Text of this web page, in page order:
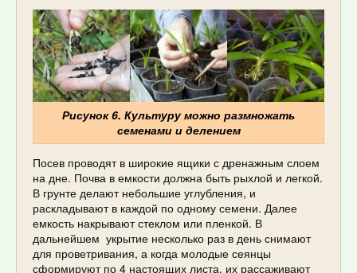
Рисунок 6. Культуру можно размножать
семенами и делением
Посев проводят в широкие ящики с дренажным слоем
на дне. Почва в емкости должна быть рыхлой и легкой.
В грунте делают небольшие углубления, и
раскладывают в каждой по одному семени. Далее
емкость накрывают стеклом или пленкой. В
дальнейшем укрытие несколько раз в день снимают
для проветривания, а когда молодые сеянцы
сформируют по 4 настоящих листа, их рассаживают